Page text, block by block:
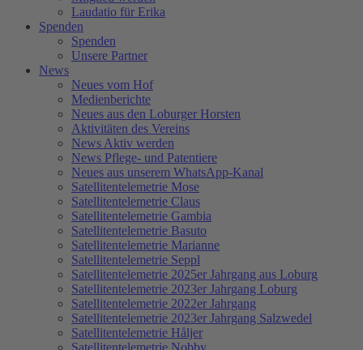
Laudatio für Erika
Spenden
Spenden
Unsere Partner
News
Neues vom Hof
Medienberichte
Neues aus den Loburger Horsten
Aktivitäten des Vereins
News Aktiv werden
News Pflege- und Patentiere
Neues aus unserem WhatsApp-Kanal
Satellitentelemetrie Mose
Satellitentelemetrie Claus
Satellitentelemetrie Gambia
Satellitentelemetrie Basuto
Satellitentelemetrie Marianne
Satellitentelemetrie Seppl
Satellitentelemetrie 2025er Jahrgang aus Loburg
Satellitentelemetrie 2023er Jahrgang Loburg
Satellitentelemetrie 2022er Jahrgang
Satellitentelemetrie 2023er Jahrgang Salzwedel
Satellitentelemetrie Håljer
Satellitentelemetrie Nobby